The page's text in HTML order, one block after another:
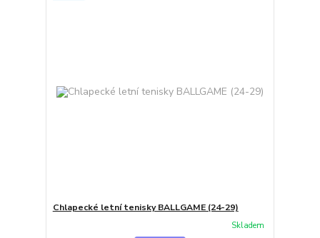
Chlapecké letní tenisky BALLGAME (24-29)
Skladem